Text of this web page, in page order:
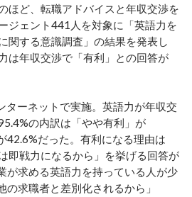
ほど、転職アドバイスと年収交渉を
ジェント441人を対象に「英語力を
関する意識調査」の結果を発表し
は年収交渉で「有利」との回答が
ーネットで実施。英語力が年収交
の内訳は「やや有利」が
42.6%だった。有利になる理由は
即戦力になるから」を挙げる回答が
が求める英語力を持っている人が少
求職者と差別化されるから」